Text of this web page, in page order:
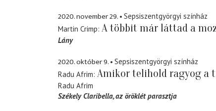
2020. november 29.
Sepsiszentgyörgyi színház
Martin Crimp A többit már láttad a
Lány
2020. október 9.
Sepsiszentgyörgyi színház
Radu Afrim Amikor telihold ragyog a
Radu Afrim
Székely Claribella az öröklét parasztja